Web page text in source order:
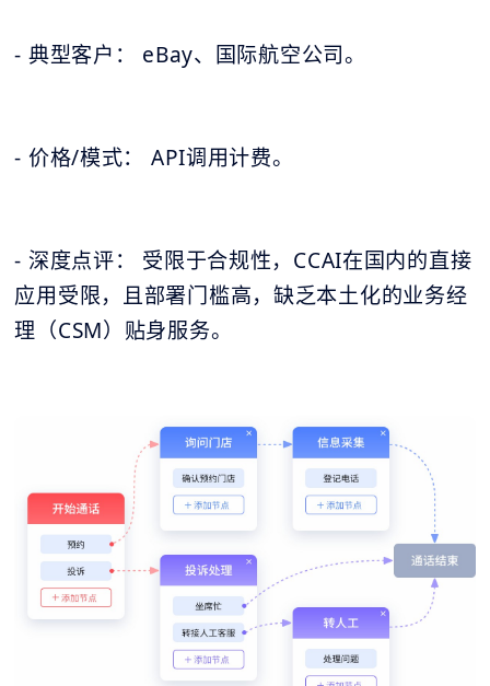
- 典型客户： eBay、国际航空公司。
- 价格/模式： API调用计费。
- 深度点评： 受限于合规性，CCAI在国内的直接
应用受限，且部署门槛高，缺乏本土化的业务经
理（CSM）贴身服务。